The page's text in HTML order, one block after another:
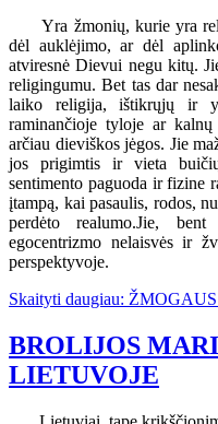
Yra žmonių, kurie yra
dėl auklėjimo, ar dėl
atviresnė Dievui negu kitų.
religingumu. Bet tas dar
laiko religija, ištikrųjų ir
raminančioje tyloje ar
arčiau dieviškos jėgos. Jie
jos prigimtis ir vieta
sentimento paguoda ir fizine
įtampą, kai pasaulis, rodos,
perdėto realumo.Jie,
egocentrizmo nelaisvės ir
perspektyvoje.
Skaityti daugiau:
BROLIJOS
LIETUVOJE